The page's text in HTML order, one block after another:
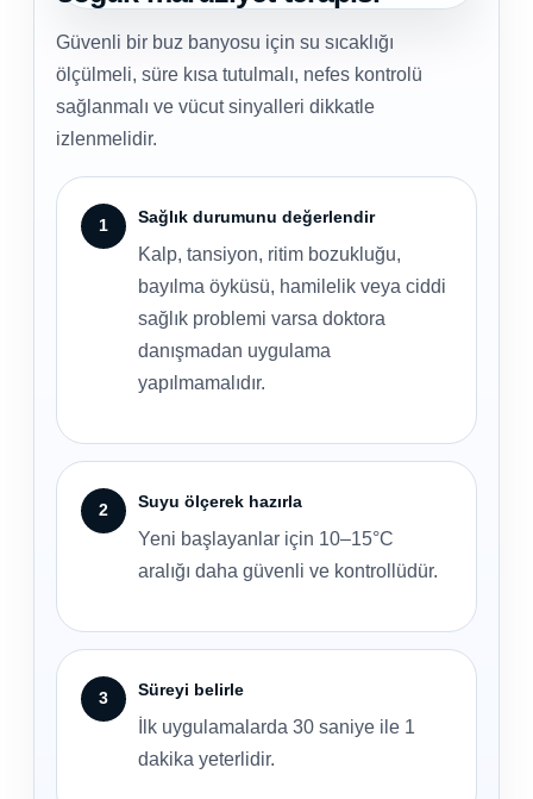
Güvenli bir buz banyosu için su sıcaklığı
ölçülmeli, süre kısa tutulmalı, nefes kontrolü
sağlanmalı ve vücut sinyalleri dikkatle
izlenmelidir.
Sağlık durumunu değerlendir
Kalp, tansiyon, ritim bozukluğu,
bayılma öyküsü, hamilelik veya ciddi
sağlık problemi varsa doktora
danışmadan uygulama
yapılmamalıdır.
Suyu ölçerek hazırla
Yeni başlayanlar için 10–15°C
aralığı daha güvenli ve kontrollüdür.
Süreyi belirle
İlk uygulamalarda 30 saniye ile 1
dakika yeterlidir.